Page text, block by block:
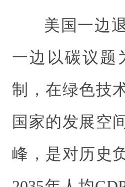
美国一边
一边以碳议题
制，在绿色技
国家的发展空
峰，是对历史